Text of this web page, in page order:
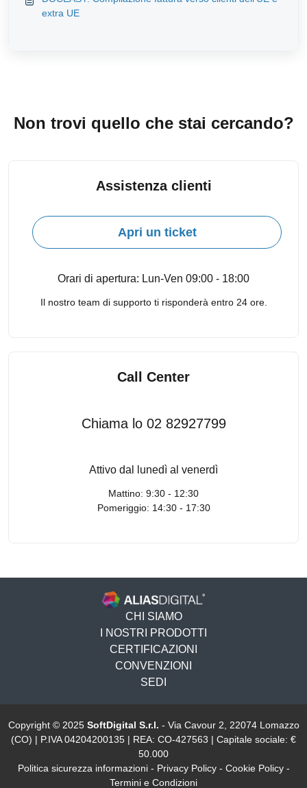
extra UE
Non trovi quello che stai cercando?
Assistenza clienti
Apri un ticket
Orari di apertura: Lun-Ven 09:00 - 18:00
Il nostro team di supporto ti risponderà entro 24 ore.
Call Center
Chiama lo 02 82927799
Attivo dal lunedì al venerdì
Mattino: 9:30 - 12:30
Pomeriggio: 14:30 - 17:30
CHI SIAMO
I NOSTRI PRODOTTI
CERTIFICAZIONI
CONVENZIONI
SEDI
Copyright © 2025 SoftDigital S.r.l. - Via Cavour 2, 22074 Lomazzo
(CO) | P.IVA 04204200135 | REA: CO-427563 | Capitale sociale: €
50.000
Politica sicurezza informazioni- Privacy Policy- Cookie Policy-
Termini e Condizioni